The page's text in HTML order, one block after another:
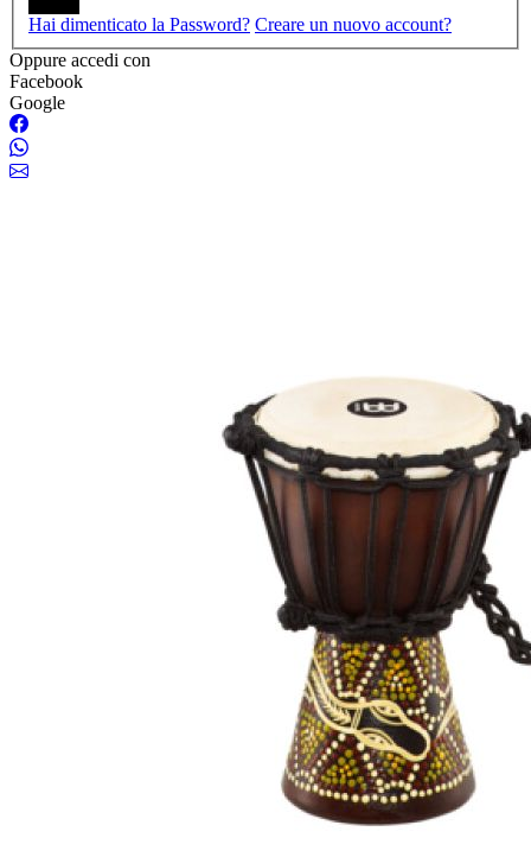
Hai dimenticato la Password? Creare un nuovo account?
Oppure accedi con
Facebook
Google